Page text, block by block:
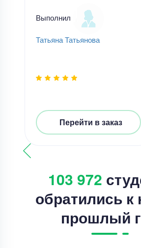
Выполнил
Татьяна Татьянова
Перейти в заказ
103 972
обратились к
прошлый